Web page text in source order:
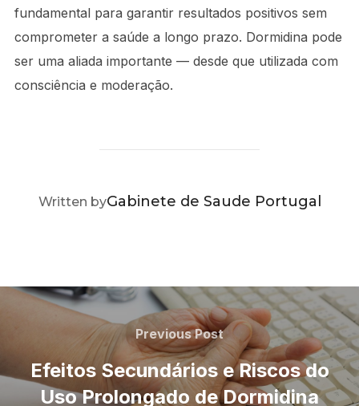
fundamental para garantir resultados positivos sem
comprometer a saúde a longo prazo. Dormidina pode
ser uma aliada importante — desde que utilizada com
consciência e moderação.
POST AUTHOR
Written byGabinete de Saude Portugal
Navegação
artigos
Previous
Post
Previous Post
Efeitos Secundários e Riscos do
Uso Prolongado de Dormidina